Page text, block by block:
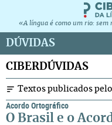
«A língua é como um rio: sem
DÚVIDAS
CIBERDÚVIDAS
Textos publicados
Acordo Ortográfico
O Brasil e o